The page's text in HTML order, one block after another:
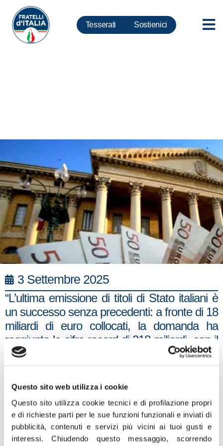
Questo sito web utilizza i cookie
Questo sito utilizza cookie tecnici e di profilazione propri
e di richieste parti per le sue funzioni funzionali e inviati di
pubblicità, contenuti e servizi più vicini ai tuoi gusti e
interessi.Chiudendo questo messaggio, scorrendo
Tesserati Sostienici
3 Settembre 2025
“L’ultima emissione di titoli di Stato italiani è
un successo senza precedenti: a fronte di 18
miliardi di euro collocati, la domanda ha
raggiunto la cifra record di 218 miliardi, con il
Btp trentennale che da solo ha registrato
numeri confermano che la stabilità italiana è
sempre più riconosciuta dai mercati e dagli
investitori, sia nazionali che internazionali.
Mentre altri Paesi europei affrontano
difficoltà sui propri conti pubblici, l’Italia